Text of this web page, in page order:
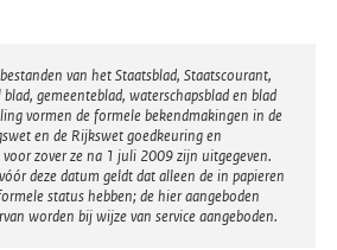
van het Staatsblad, Staatscourant,
gemeenteblad, waterschapsblad en blad
vormen de formele bekendmakingen in de
en de Rijkswet goedkeuring en
zover ze na 1 juli 2009 zijn uitgegeven.
deze datum geldt dat alleen de in papieren
status hebben; de hier aangeboden
worden bij wijze van service aangeboden.